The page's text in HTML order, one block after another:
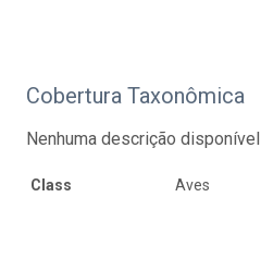
Cobertura Taxonômica
Nenhuma descrição disponível
Class Aves